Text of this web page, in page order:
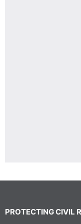
PROTECTING CIVIL